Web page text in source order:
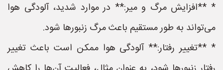
* **افزایش مرگ و میر:** در موارد شدید، آلودگی هوا
می‌تواند به طور مستقیم باعث مرگ زنبورها شود.
* **تغییر رفتار:** آلودگی هوا ممکن است باعث تغییر